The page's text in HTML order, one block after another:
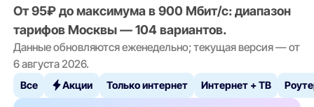
От 95₽ до максимума в 900 Мбит/с: диапазон
тарифов Москвы — 104 вариантов.
Данные обновляются еженедельно; текущая версия — от
6 августа 2026.
Все Акции Только интернет Интернет + ТВ